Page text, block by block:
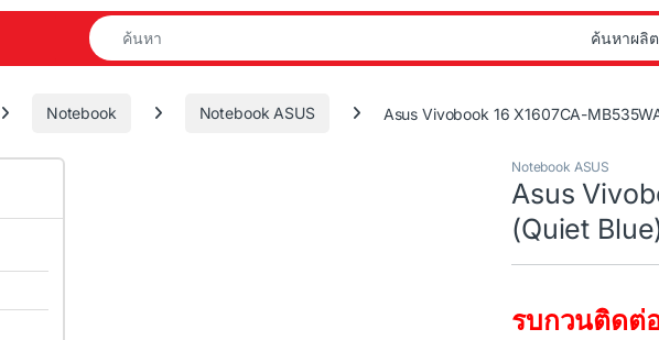
Search for:
Notebook Notebook ASUS Asus Vivobook 16 X1607CA-
Notebook ASUS
Asus
(Quiet
รบกวนติดต่